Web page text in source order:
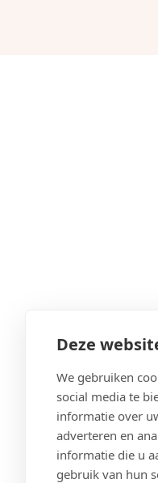
Deze
We gebruiken
social media te
informatie over
adverteren en
informatie die u
gebruik van hun